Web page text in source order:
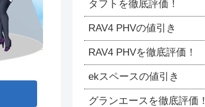
タフトを徹底評価！
RAV4 PHVの値引き
RAV4 PHVを徹底評価！
ekスペースの値引き
グランエースを徹底評価！